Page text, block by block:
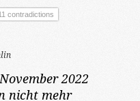
contradictions
2022
nicht mehr